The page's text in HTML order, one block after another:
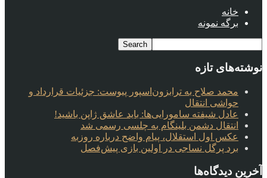
خانه
برگه نمونه
نوشته‌های تازه
محمد صلاح به ترابزون‌اسپور پیوست: جزئیات قرارداد و
حواشی انتقال
عادل شیفته سامورایی‌ها: باید عاشق ژاپن باشید!
انتقال دشمن بلینگام به چلسی رسمی شد
عکس اول استقلال، پیام واضح درباره روزبه
برد پرگل نساجی در اولین بازی پیش‌فصل
آخرین دیدگاه‌ها